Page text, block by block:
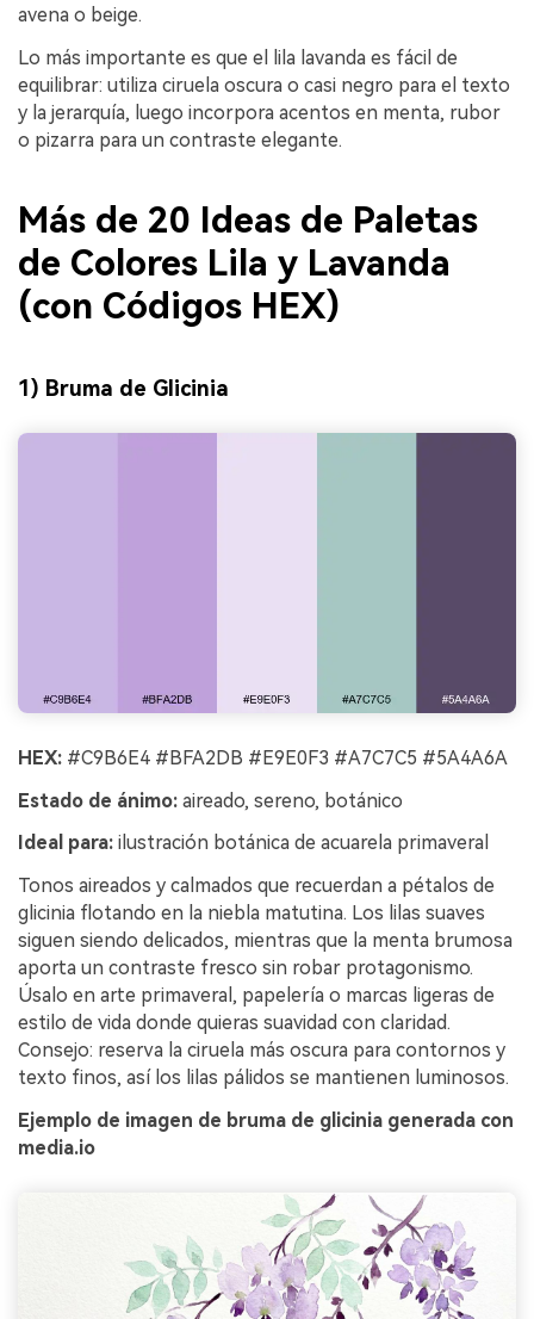
avena o beige.
Lo más importante es que el lila lavanda es fácil de
equilibrar: utiliza ciruela oscura o casi negro para el texto
y la jerarquía, luego incorpora acentos en menta, rubor
o pizarra para un contraste elegante.
Más de 20 Ideas de Paletas
de Colores Lila y Lavanda
(con Códigos HEX)
1) Bruma de Glicinia
HEX: #C9B6E4 #BFA2DB #E9E0F3 #A7C7C5 #5A4A6A
Estado de ánimo: aireado, sereno, botánico
Ideal para: ilustración botánica de acuarela primaveral
Tonos aireados y calmados que recuerdan a pétalos de
glicinia flotando en la niebla matutina. Los lilas suaves
siguen siendo delicados, mientras que la menta brumosa
aporta un contraste fresco sin robar protagonismo.
Úsalo en arte primaveral, papelería o marcas ligeras de
estilo de vida donde quieras suavidad con claridad.
Consejo: reserva la ciruela más oscura para contornos y
texto finos, así los lilas pálidos se mantienen luminosos.
Ejemplo de imagen de bruma de glicinia generada con
media.io